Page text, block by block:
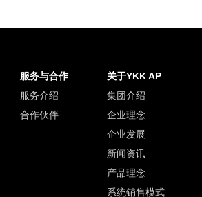
服务与合作 关于YKK AP
服务介绍 集团介绍
合作伙伴 企业理念
企业发展
新闻资讯
产品理念
系统销售模式